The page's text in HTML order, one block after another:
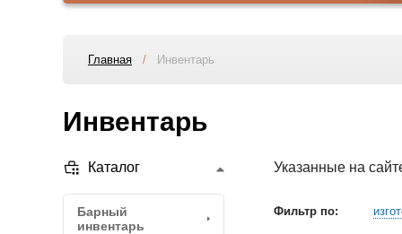
Главная / Инвентарь
Инвентарь
Каталог
Барный
инвентарь
Указанные на
Фильтр по: